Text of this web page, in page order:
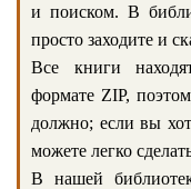
и поиском. В
просто заходите и
Все книги
формате ZIP,
должно; если вы
можете легко
В нашей